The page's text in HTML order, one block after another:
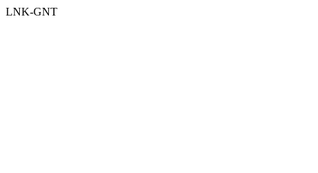
LNK-GNT